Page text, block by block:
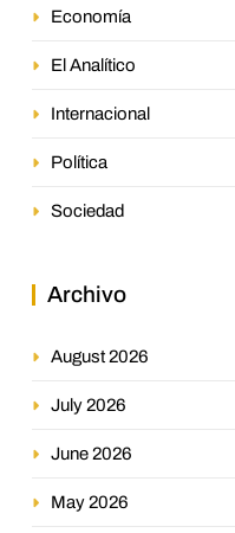
Economía
El Analítico
Internacional
Política
Sociedad
Archivo
August 2026
July 2026
June 2026
May 2026